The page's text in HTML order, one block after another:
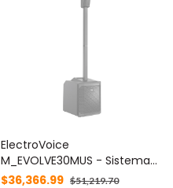
ElectroVoice
M_EVOLVE30MUS - Sistema
Amplificado de Columna
$36,366.99 $51,219.70